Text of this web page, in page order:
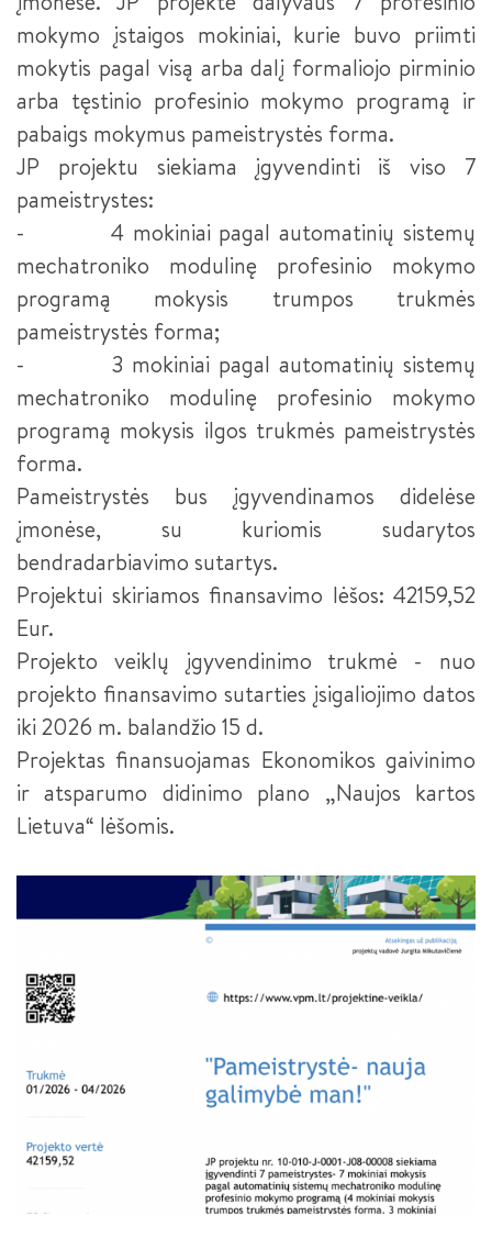
MAKETUOTOJAS
KOMPIUTERINIO PROJEKTAVIMO OPERATORIUS
BEPILOČIŲ ORLAIVIŲ VALDYTOJAS
JAUNESNYSIS SISTEMŲ ADMINISTRATORIUS
APSKAITININKAS
FINANSINIŲ PASLAUGŲ TEIKĖJAS
INDIVIDUALIOS PRIEŽIŪROS DARBUOTOJAS
IKIMOKYKLINIO UGDYMO PEDAGOGO PADĖJĖJAS
VIZUALINĖS REKLAMOS GAMINTOJAS
VIRĖJAS
VIRĖJAS III LYGIS
ELEKTROS ĮRANGOS SURINKĖJAS III LYGIS (2026 M.
PRIĖMIMAS)
INFORMACINIŲ IR RYŠIŲ TECHNOLOGIJŲ APTARNAVIMO
TECHNIKAS
BIURO ADMINISTRATORIUS
E. PARDAVĖJAS-KONSULTANTAS
DUONOS IR PYRAGO GAMINIŲ KEPĖJAS
„KURIANTYS LIETUVĄ. PAMEISTRYSTĖ“ (CONTINENTAL)
DUALINIS MOKYMAS - PAMEISTRYSTĖ
mokymo įstaigos mokiniai, kurie buvo priimti
mokytis pagal visą arba dalį formaliojo pirminio
arba tęstinio profesinio mokymo programą ir
pabaigs mokymus pameistrystės forma.
JP projektu siekiama įgyvendinti iš viso 7
pameistrystes:
- 4 mokiniai pagal automatinių sistemų
mechatroniko modulinę profesinio mokymo
programą mokysis trumpos trukmės
pameistrystės forma;
- 3 mokiniai pagal automatinių sistemų
mechatroniko modulinę profesinio mokymo
programą mokysis ilgos trukmės pameistrystės
forma.
Pameistrystės bus įgyvendinamos didelėse
įmonėse, su kuriomis sudarytos
bendradarbiavimo sutartys.
Projektui skiriamos finansavimo lėšos: 42159,52
Eur.
Projekto veiklų įgyvendinimo trukmė - nuo
projekto finansavimo sutarties įsigaliojimo datos
iki 2026 m. balandžio 15 d.
Projektas finansuojamas Ekonomikos gaivinimo
ir atsparumo didinimo plano „Naujos kartos
Lietuva“ lėšomis.